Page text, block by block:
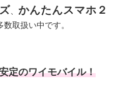
、 かんたんスマホ２
取扱い中です。
定のワイモバイル！